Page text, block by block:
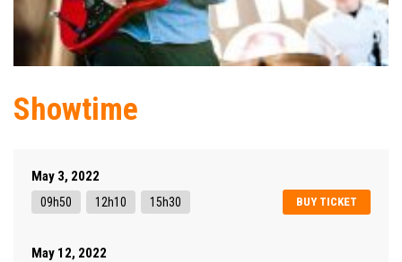
Showtime
May 3, 2022
BUY TICKET
09h50 12h10 15h30
May 12, 2022